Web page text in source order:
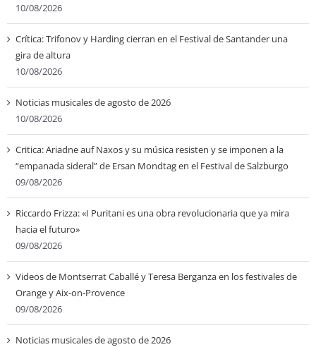
10/08/2026
Crítica: Trifonov y Harding cierran en el Festival de Santander una
gira de altura
10/08/2026
Noticias musicales de agosto de 2026
10/08/2026
Critica: Ariadne auf Naxos y su música resisten y se imponen a la
“empanada sideral” de Ersan Mondtag en el Festival de Salzburgo
09/08/2026
Riccardo Frizza: «I Puritani es una obra revolucionaria que ya mira
hacia el futuro»
09/08/2026
Videos de Montserrat Caballé y Teresa Berganza en los festivales de
Orange y Aix-on-Provence
09/08/2026
Noticias musicales de agosto de 2026